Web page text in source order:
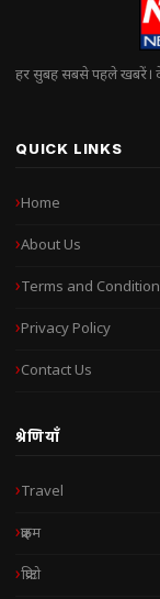
हर सुबह सबसे पहले खबरें।
QUICK LINKS
Home
About Us
Terms and
Privacy Policy
Contact Us
श्रेणियाँ
Travel
क्राइम
क्रिप्टो